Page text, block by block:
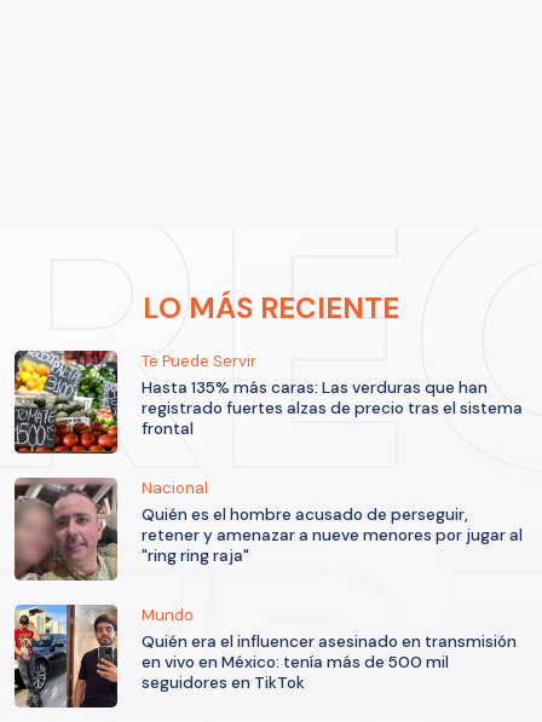
LO MÁS RECIENTE
Te Puede Servir
Hasta 135% más caras: Las verduras que han
registrado fuertes alzas de precio tras el sistema
frontal
Nacional
Quién es el hombre acusado de perseguir,
retener y amenazar a nueve menores por jugar al
"ring ring raja"
Mundo
Quién era el influencer asesinado en transmisión
en vivo en México: tenía más de 500 mil
seguidores en TikTok